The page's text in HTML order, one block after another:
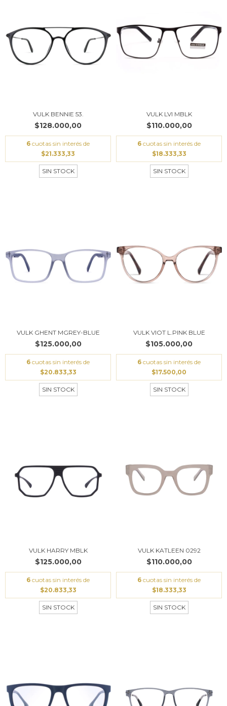
VULK BENNIE 53.
$128.000,00
6 cuotas sin interés de
$21.333,33
SIN STOCK
VULK LVI MBLK
$110.000,00
6 cuotas sin interés de
$18.333,33
SIN STOCK
VULK GHENT MGREY-BLUE
$125.000,00
6 cuotas sin interés de
$20.833,33
SIN STOCK
VULK VIOT L.PINK BLUE
$105.000,00
6 cuotas sin interés de
$17.500,00
SIN STOCK
VULK HARRY MBLK
$125.000,00
6 cuotas sin interés de
$20.833,33
SIN STOCK
VULK KATLEEN 0292
$110.000,00
6 cuotas sin interés de
$18.333,33
SIN STOCK